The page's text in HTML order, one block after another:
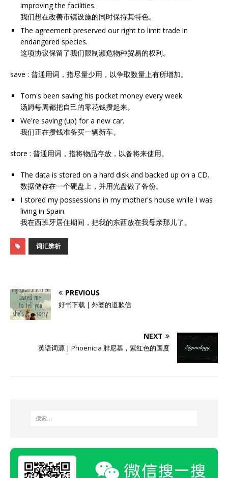
improving the facilities.
我们想在改善市镇设施的同时保持其特色。
The agreement preserved our right to limit trade in
endangered species.
这项协议保留了我们限制濒危物种贸易的权利。
save : 普通用词，指尽量少用，以争取数量上有所增加。
Tom's been saving his pocket money every week.
汤姆每周都把自己的零花钱攒起来。
We're saving (up) for a new car.
我们正在攒钱准备买一辆新车。
store : 普通用词，指将物品存放，以备将来使用。
The data is stored on a hard disk and backed up on a CD.
数据储存在一个硬盘上，并用光盘做了备份。
I stored my possessions in my mother's house while I was
living in Spain.
我在西班牙居住期间，把我的东西放在我母亲那儿了。
词汇辨析
PREVIOUS
好书下载 | 外婆的道歉信
NEXT
英语词源 | Phoenicia 腓尼基，紫红色的国度